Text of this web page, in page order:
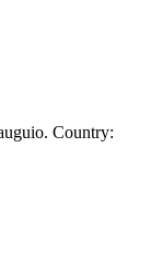
Country: